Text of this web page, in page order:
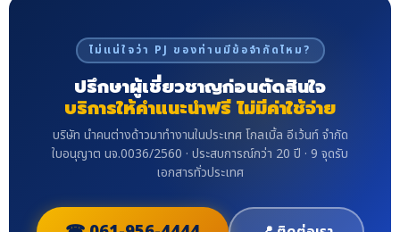
ไม่แน่ใจว่า PJ ของท่านมีข้อจำกัดไหม?
ปรึกษาผู้เชี่ยวชาญก่อนตัดสินใจ
บริการให้คำแนะนำฟรี ไม่มีค่าใช้จ่าย
บริษัท นำคนต่างด้าวมาทำงานในประเทศ โกลเบิ้ล อีเว้นท์ จำกัด
ใบอนุญาต นจ.0036/2560 · ประสบการณ์กว่า 20 ปี · 9 จุดรับ
เอกสารทั่วประเทศ